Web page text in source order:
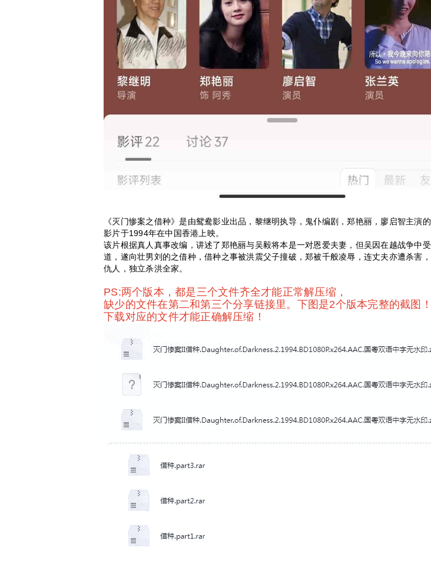
《灭门惨案之借种》是由鸳鸯影业出品，黎继明执导，鬼仆编剧，郑艳丽，廖启智主演的
影片于1994年在中国香港上映。
该片根据真人真事改编，讲述了郑艳丽与吴毅将本是一对恩爱夫妻，但吴因在越战争中
道，遂向壮男刘的之借种，借种之事被洪震父子撞破，郑被千般凌辱，连丈夫亦遭杀害
仇人，独立杀洪全家。
PS:两个版本，都是三个文件齐全才能正常解压缩，
缺少的文件在第二和第三个分享链接里。下图是2个版本完整的截图！
下载对应的文件才能正确解压缩！